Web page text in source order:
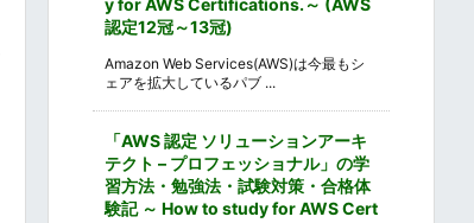
認定12冠～13冠)
Amazon Web Services(AWS)は今最もシ
ェアを拡大しているパブ ...
「AWS 認定 ソリューションアーキ
テクト – プロフェッショナル」の学
習方法・勉強法・試験対策・合格体
験記 ～ How to study for AWS Cert